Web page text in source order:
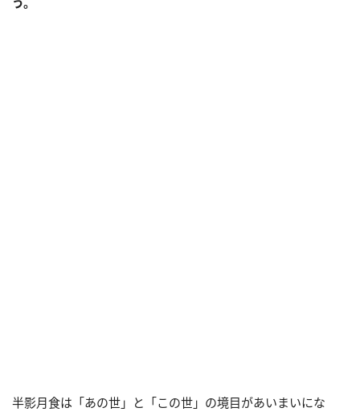
半影月食は「あの世」と「この世」の境目があいまいにな